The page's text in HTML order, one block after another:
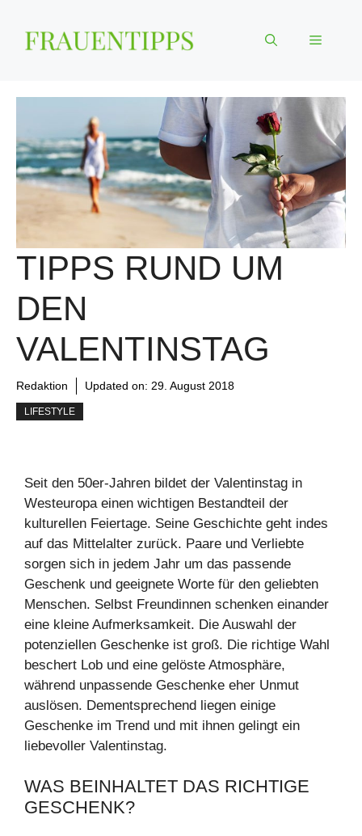
Inhalt
springen
Menü
TIPPS RUND UM
DEN
VALENTINSTAG
Redaktion Updated on: 29. August 2018
LIFESTYLE
Seit den 50er-Jahren bildet der Valentinstag in
Westeuropa einen wichtigen Bestandteil der
kulturellen Feiertage. Seine Geschichte geht indes
auf das Mittelalter zurück. Paare und Verliebte
sorgen sich in jedem Jahr um das passende
Geschenk und geeignete Worte für den geliebten
Menschen. Selbst Freundinnen schenken einander
eine kleine Aufmerksamkeit. Die Auswahl der
potenziellen Geschenke ist groß. Die richtige Wahl
beschert Lob und eine gelöste Atmosphäre,
während unpassende Geschenke eher Unmut
auslösen. Dementsprechend liegen einige
Geschenke im Trend und mit ihnen gelingt ein
liebevoller Valentinstag.
WAS BEINHALTET DAS RICHTIGE
GESCHENK?